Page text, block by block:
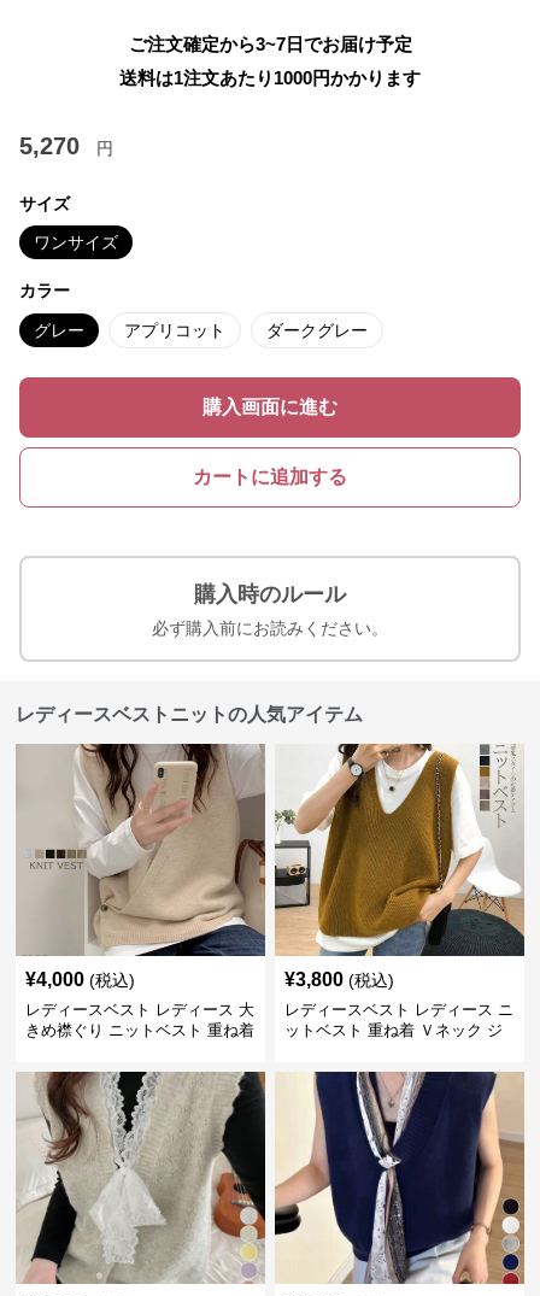
ご注文確定から3~7日でお届け予定
送料は1注文あたり 1000円かかります
5,270 円
サイズ
ワンサイズ
カラー
グレー アプリコット ダークグレー
購入画面に進む
カートに追加する
購入時のルール
必ず購入前にお読みください。
レディースベストニットの人気アイテム
¥4,000 (税込)
レディースベスト レディース 大
きめ襟ぐり ニットベスト 重ね着
¥3,800 (税込)
レディースベスト レディース ニ
ットベスト 重ね着 Ｖネック ジ